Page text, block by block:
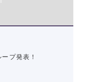
プ発表！